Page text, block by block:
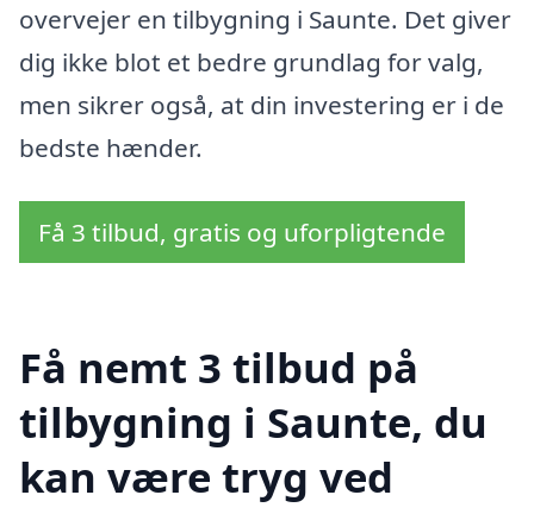
overvejer en tilbygning i Saunte. Det giver
dig ikke blot et bedre grundlag for valg,
men sikrer også, at din investering er i de
bedste hænder.
Få 3 tilbud, gratis og uforpligtende
Få nemt 3 tilbud på
tilbygning i Saunte, du
kan være tryg ved